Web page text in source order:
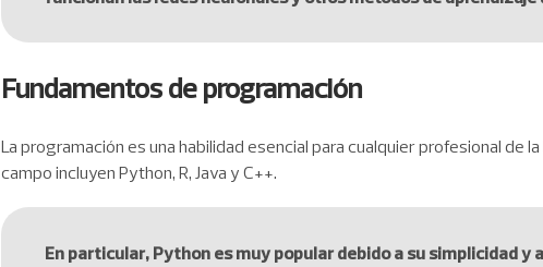
Fundamentos de programación
La programación es una habilidad esencial para cualquier profesional de
campo incluyen Python, R, Java y C++.
En particular, Python es muy popular debido a su simplicidad